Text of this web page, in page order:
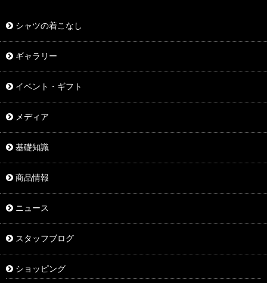
シャツの着こなし
ギャラリー
イベント・ギフト
メディア
基礎知識
商品情報
ニュース
スタッフブログ
ショッピング